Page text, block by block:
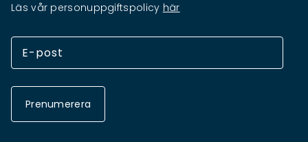
Läs vår personuppgiftspolicy här
Prenumerera